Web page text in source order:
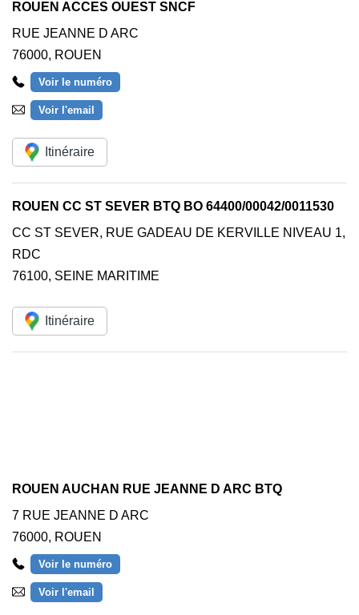
ROUEN ACCES OUEST SNCF
RUE JEANNE D ARC
76000, ROUEN
Voir le numéro
Voir l'email
Itinéraire
ROUEN CC ST SEVER BTQ BO 64400/00042/0011530
CC ST SEVER, RUE GADEAU DE KERVILLE NIVEAU 1,
RDC
76100, SEINE MARITIME
Itinéraire
ROUEN AUCHAN RUE JEANNE D ARC BTQ
7 RUE JEANNE D ARC
76000, ROUEN
Voir le numéro
Voir l'email